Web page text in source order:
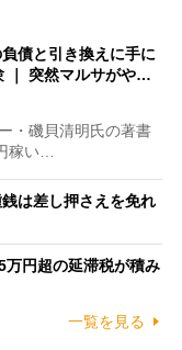
債と引き換えに手に
｜ 突然マルサがや…
・磯貝清明氏の著書
稼い…
は差し押さえを免れ
円超の延滞税が積み
一覧を見る